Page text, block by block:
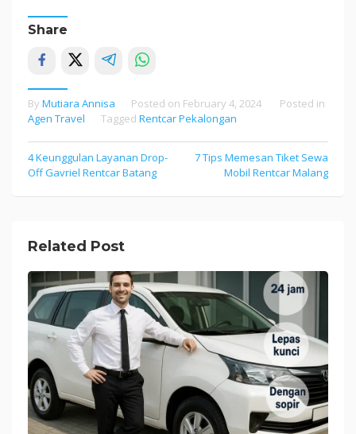
Share
By Mutiara Annisa Posted on February 4, 2024
Posted in
Agen Travel
Tagged Rentcar Pekalongan
Post
navigation
4 Keunggulan Layanan Drop-
Off Gavriel Rentcar Batang
7 Tips Memesan Tiket Sewa
Mobil Rentcar Malang
Related Post